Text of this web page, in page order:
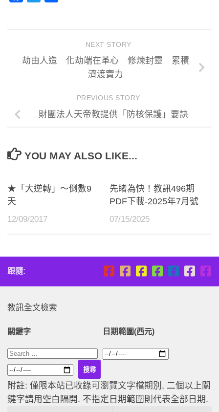
NEXT STORY
劫由人造 化劫端在革心 修煉封靈 累積
濟渡實力
PREVIOUS STORY
財團法人天帝教提供「防核保護」要訣
YOU MAY ALSO LIKE...
★「大逆轉」～倒數9
天
12/09/2017
先睹為快！教訊496期
PDF下載-2025年7月號
07/15/2025
跟隨:
教訊全文檢索
關鍵字 日期範圍(西元)
附註: 僅限本站已收錄可瀏覽文字檔期別, 二個以上關
鍵字請用空白隔開. 不指定日期範圍則代表全部日期.